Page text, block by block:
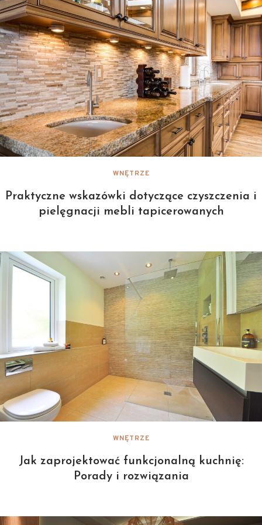
WNĘTRZE
Praktyczne wskazówki dotyczące czyszczenia i
pielęgnacji mebli tapicerowanych
WNĘTRZE
Jak zaprojektować funkcjonalną kuchnię:
Porady i rozwiązania